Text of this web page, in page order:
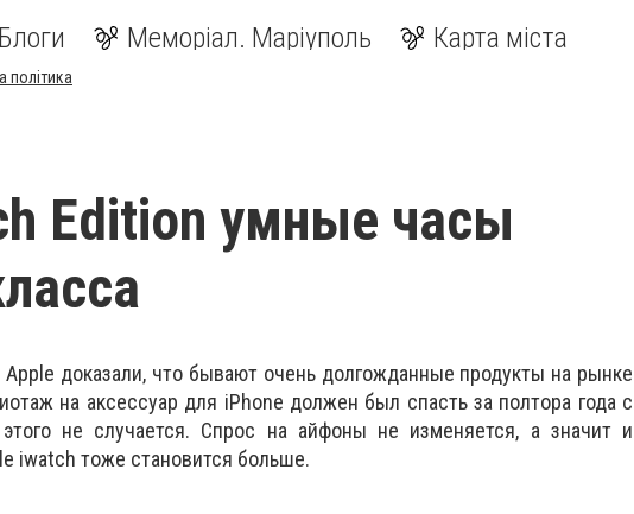
Блоги Меморіал. Маріуполь Карта міста
політика
Edition умные часы
доказали, что бывают очень долгожданные продукты на рынке
на аксессуар для iPhone должен был спасть за полтора года с
не случается. Спрос на айфоны не изменяется, а значит и
iwatch тоже становится больше.